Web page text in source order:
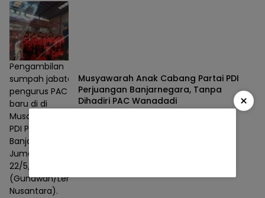
Pengambilan
sumpah jabatan
pengurus PAC
baru di di
Musancab Partai
PDI Perjuangan
Banjarnegara,
Jumat,
22/5/2026. Foto :
(Gunawan/Lensa
Nusantara).
Musyawarah Anak Cabang Partai PDI
Perjuangan Banjarnegara, Tanpa
Dihadiri PAC Wanadadi
×